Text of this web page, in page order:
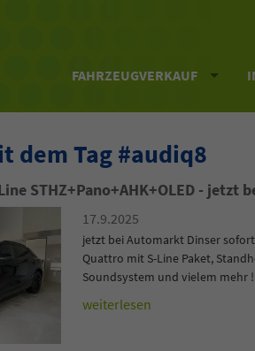
FAHRZEUGVERKAUF
dem Tag #audiq8
STHZ+Pano+AHK+OLED -
17.9.2025
jetzt bei Automarkt Dinser
Quattro mit S-Line Paket,
Soundsystem und vielem mehr
weiterlesen